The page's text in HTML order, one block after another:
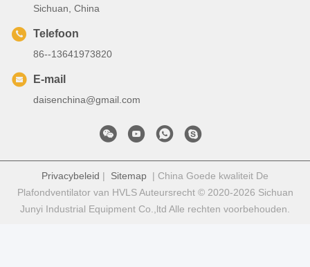
Sichuan, China
Telefoon
86--13641973820
E-mail
daisenchina@gmail.com
Privacybeleid | Sitemap | China Goede kwaliteit De
Plafondventilator van HVLS Auteursrecht © 2020-2026 Sichuan
Junyi Industrial Equipment Co.,ltd Alle rechten voorbehouden.